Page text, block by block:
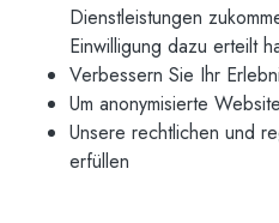
Dienstleistungen
Einwilligung dazu erteilt
Verbessern Sie Ihr
Um anonymisierte
Unsere rechtlichen und
erfüllen